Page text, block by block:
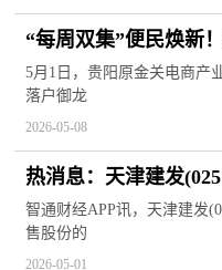
“每周双集”便民焕新
5月1日，贵阳原金关电商产
落户御龙
2026-05-08
热消息：天津建发
通过大宗交易出售
智通财经APP讯，天津建发
售股份的
2026-05-01